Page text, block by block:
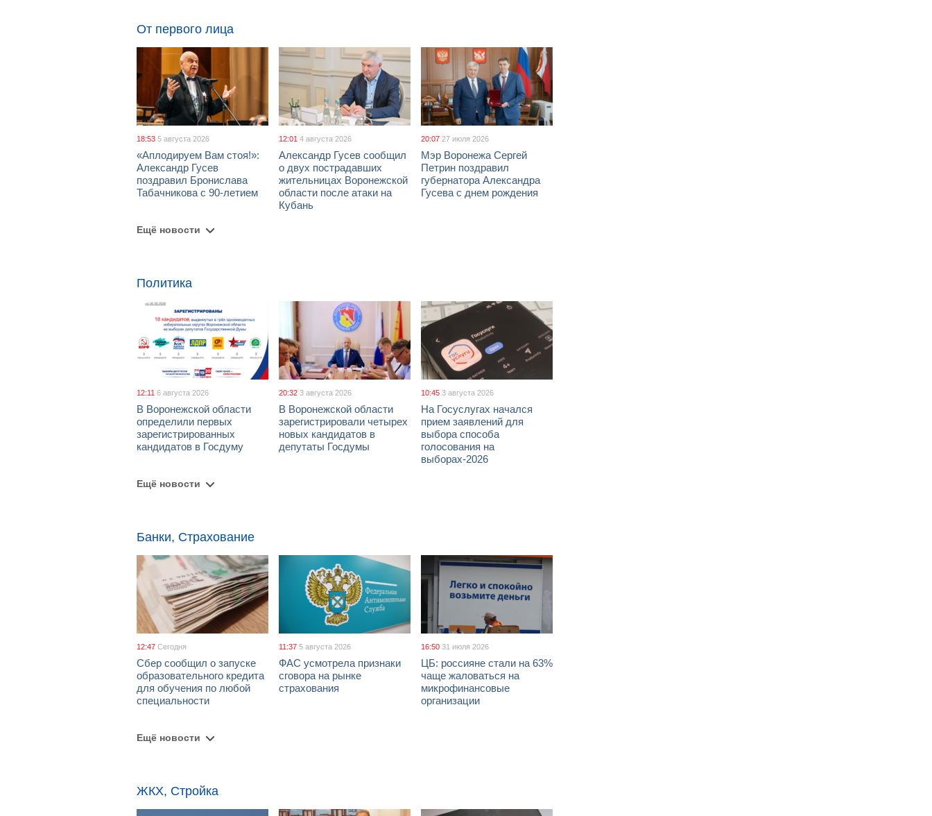
От первого лица
18:53 5 августа 2026
«Аплодируем Вам стоя!»:
Александр Гусев
поздравил Бронислава
Табачникова с 90-летием
12:01 4 августа 2026
Александр Гусев сообщил
о двух пострадавших
жительницах Воронежской
области после атаки на
Кубань
20:07 27 июля 2026
Мэр Воронежа Сергей
Петрин поздравил
губернатора Александра
Гусева с днем рождения
Ещё новости
Политика
12:11 6 августа 2026
В Воронежской области
определили первых
зарегистрированных
кандидатов в Госдуму
20:32 3 августа 2026
В Воронежской области
зарегистрировали четырех
новых кандидатов в
депутаты Госдумы
10:45 3 августа 2026
На Госуслугах начался
прием заявлений для
выбора способа
голосования на
выборах-2026
Ещё новости
Банки, Страхование
12:47 Сегодня
Сбер сообщил о запуске
образовательного кредита
для обучения по любой
специальности
11:37 5 августа 2026
ФАС усмотрела признаки
сговора на рынке
страхования
16:50 31 июля 2026
ЦБ: россияне стали на 63%
чаще жаловаться на
микрофинансовые
организации
Ещё новости
ЖКХ, Стройка